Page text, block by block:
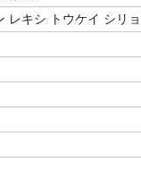
レキシ トウケイ シリ